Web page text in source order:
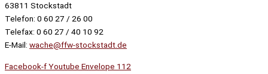
63811 Stockstadt
Telefon: 0 60 27 / 26 00
Telefax: 0 60 27 / 40 10 92
E-Mail: wache@ffw-stockstadt.de
Facebook-fYoutube Envelope 112